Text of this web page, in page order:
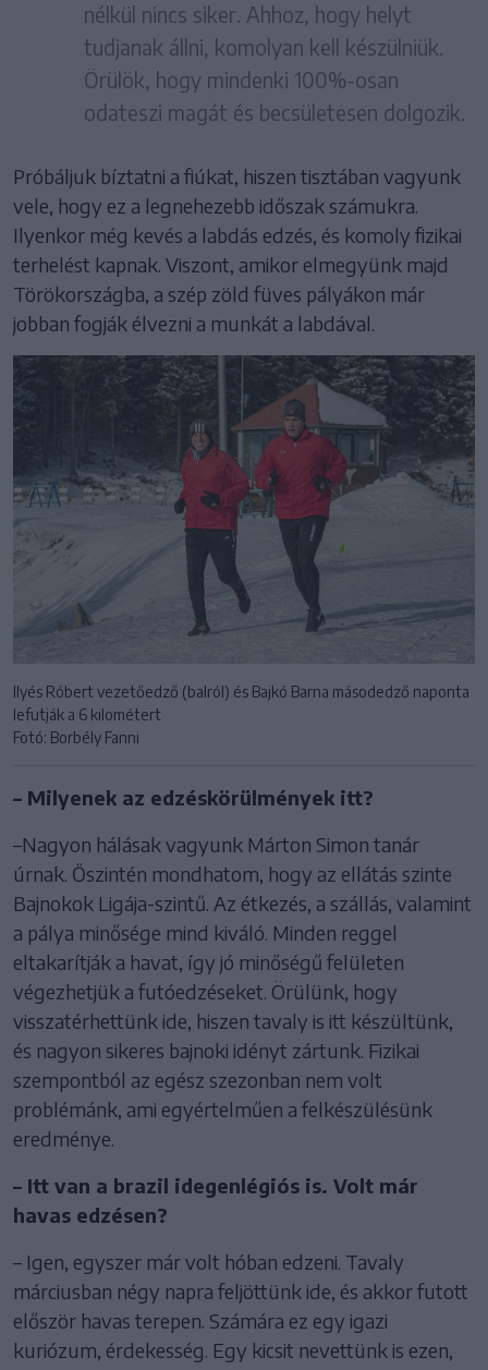
nélkül nincs siker. Ahhoz, hogy helyt
tudjanak állni, komolyan kell készülniük.
Örülök, hogy mindenki 100%-osan
odateszi magát és becsületesen dolgozik.
Próbáljuk bíztatni a fiúkat, hiszen tisztában vagyunk
vele, hogy ez a legnehezebb időszak számukra.
Ilyenkor még kevés a labdás edzés, és komoly fizikai
terhelést kapnak. Viszont, amikor elmegyünk majd
Törökországba, a szép zöld füves pályákon már
jobban fogják élvezni a munkát a labdával.
Ilyés Róbert vezetőedző (balról) és Bajkó Barna másodedző naponta
lefutják a 6 kilométert
Fotó: Borbély Fanni
– Milyenek az edzéskörülmények itt?
–Nagyon hálásak vagyunk Márton Simon tanár
úrnak. Őszintén mondhatom, hogy az ellátás szinte
Bajnokok Ligája-szintű. Az étkezés, a szállás, valamint
a pálya minősége mind kiváló. Minden reggel
eltakarítják a havat, így jó minőségű felületen
végezhetjük a futóedzéseket. Örülünk, hogy
visszatérhettünk ide, hiszen tavaly is itt készültünk,
és nagyon sikeres bajnoki idényt zártunk. Fizikai
szempontból az egész szezonban nem volt
problémánk, ami egyértelműen a felkészülésünk
eredménye.
– Itt van a brazil idegenlégiós is. Volt már
havas edzésen?
– Igen, egyszer már volt hóban edzeni. Tavaly
márciusban négy napra feljöttünk ide, és akkor futott
először havas terepen. Számára ez egy igazi
kuriózum, érdekesség. Egy kicsit nevettünk is ezen,